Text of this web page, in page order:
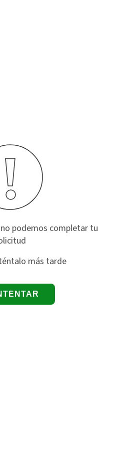
podemos completar tu
más tarde